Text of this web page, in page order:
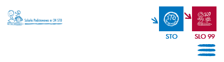
STO SLO 99